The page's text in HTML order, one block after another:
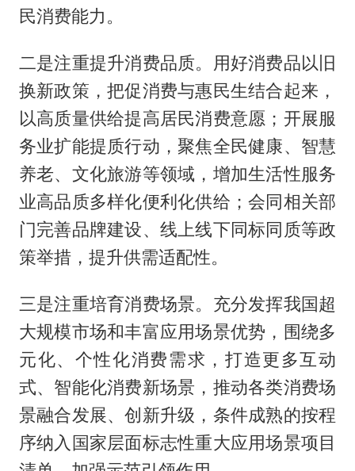
民消费能力。
二是注重提升消费品质。用好消费品以旧
换新政策，把促消费与惠民生结合起来，
以高质量供给提高居民消费意愿；开展服
务业扩能提质行动，聚焦全民健康、智慧
养老、文化旅游等领域，增加生活性服务
业高品质多样化便利化供给；会同相关部
门完善品牌建设、线上线下同标同质等政
策举措，提升供需适配性。
三是注重培育消费场景。充分发挥我国超
大规模市场和丰富应用场景优势，围绕多
元化、个性化消费需求，打造更多互动
式、智能化消费新场景，推动各类消费场
景融合发展、创新升级，条件成熟的按程
序纳入国家层面标志性重大应用场景项目